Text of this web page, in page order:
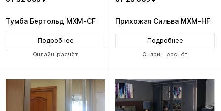
Тумба Бертольд MXM-CF
Подробнее
Онлайн-расчёт
Прихожая Сильва MXM-HF
Подробнее
Онлайн-расчёт